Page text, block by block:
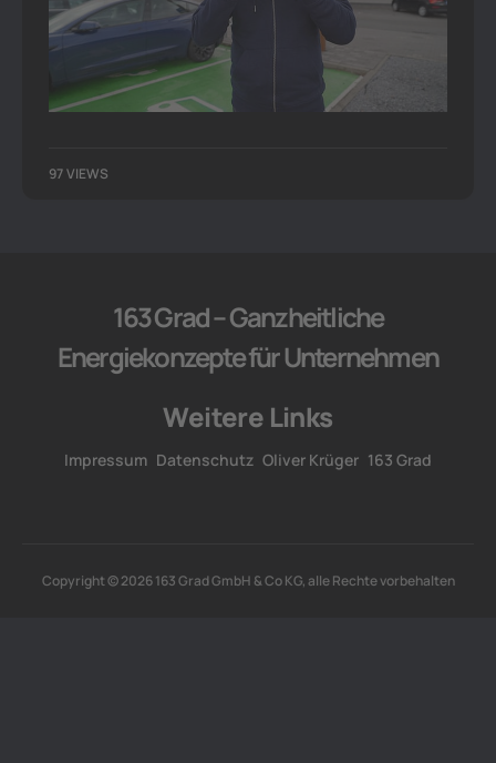
97 VIEWS
163 Grad – Ganzheitliche
Energiekonzepte für Unternehmen
Weitere Links
Impressum Datenschutz Oliver Krüger 163 Grad
Copyright © 2026 163 Grad GmbH & Co KG, alle Rechte vorbehalten